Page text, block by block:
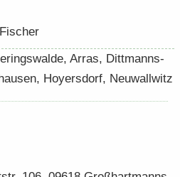
Arras, Ditt­manns­
Ho­yers­dorf, Neu­wall­witz